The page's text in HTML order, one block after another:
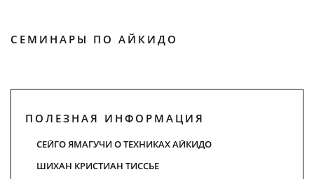
СЕМИНАРЫ ПО АЙКИДО
ПОЛЕЗНАЯ ИНФОРМАЦИЯ
СЕЙГО ЯМАГУЧИ О ТЕХНИКАХ АЙКИДО
ШИХАН КРИСТИАН ТИСCЬЕ